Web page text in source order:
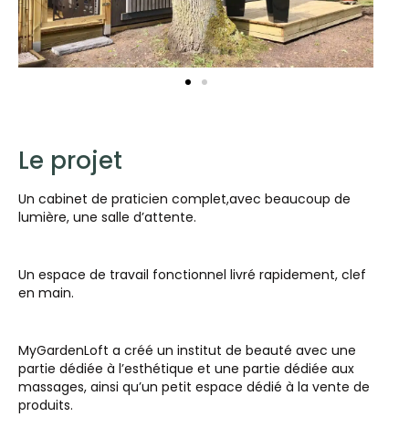
Le projet
Un cabinet de praticien complet,avec beaucoup de
lumière, une salle d’attente.
Un espace de travail fonctionnel livré rapidement, clef
en main.
MyGardenLoft a créé un institut de beauté avec une
partie dédiée à l’esthétique et une partie dédiée aux
massages, ainsi qu’un petit espace dédié à la vente de
produits.